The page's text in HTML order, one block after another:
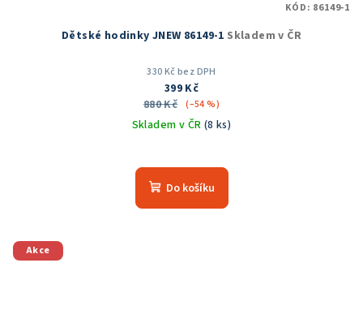
Dětské hodinky JNEW 86149-1 Skladem v ČR
330 Kč bez DPH
399 Kč
880 Kč (–54 %)
Skladem v ČR (8 ks)
Do košíku
KÓD: 86149-1
Akce